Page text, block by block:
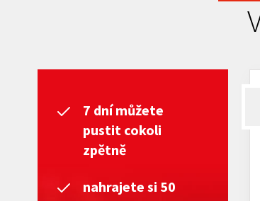
7 dní můžete
pustit cokoli
zpětně
nahrajete si 50